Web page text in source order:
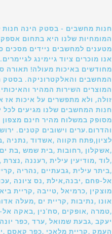
חנות מחשבים - בסטק הינה חנות
המומחיות שלנו היא בתחום
מטענים למחשבים ניידים מסכים
אנו מוכרים ציוד גיימינג
מחודשים באיכות מעולה! תאורה
המחשבים והאלקטרוניקה. בסטק
המוצרים השירות המהיר
זולה, ולא מתפשרים על איכות אז
חנות המחשבים שלנו מגיעים
מסופק במשלוח מהיר חינם
והדרום.ערים וישובים קטנים.
לציון,פתח תקווה ,אשדוד ,נתניה
,אשקלון ,רחובות ,בית שמש ,בת
,לוד ,מודיעין עילית ,רעננה
,ביתר עילית ,גבעתיים ,נהריה
אל-פחם ,יבנה,אילת ,נס ציונה
מוצקין ,כרמיאל ,טייבה ,קריית
אונו ,נתיבות ,קריית ים ,מעלה
,טמרה ,אופקים ,סח'נין ,באקה אל-
יעקב ,גבעת שמואל ,ערד ,כפר
העמק ,קריית מלאכי ,כפר קאסם